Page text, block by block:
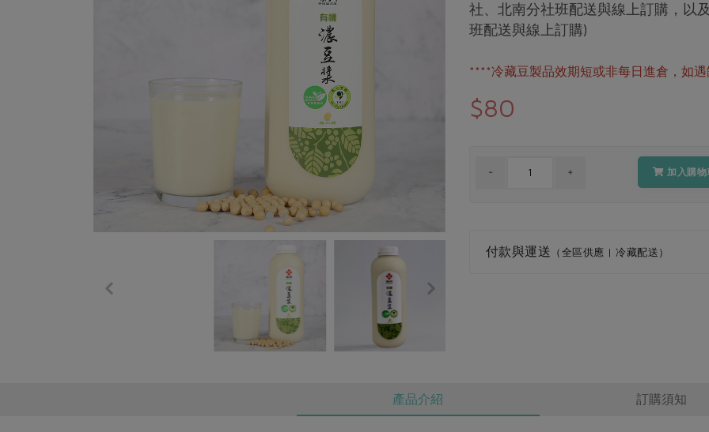
社、北南分社班配送與線上訂購，以
班配送與線上訂購)
****冷藏豆製品效期短或非每日進倉，如
$80
加入購物
付款與運送 （全區供應 | 冷藏配送）
產品介紹 訂購須知